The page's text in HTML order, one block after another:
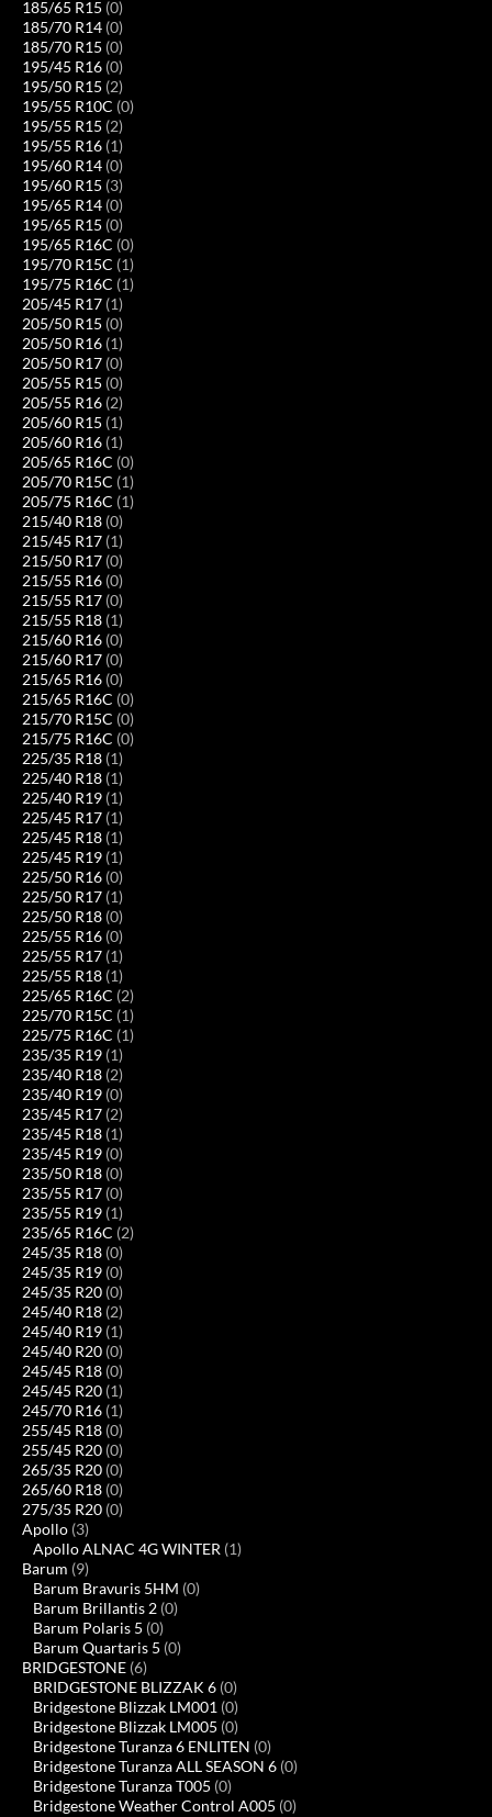
185/65 R15 (0)
185/70 R14 (0)
185/70 R15 (0)
195/45 R16 (0)
195/50 R15 (2)
195/55 R10C (0)
195/55 R15 (2)
195/55 R16 (1)
195/60 R14 (0)
195/60 R15 (3)
195/65 R14 (0)
195/65 R15 (0)
195/65 R16C (0)
195/70 R15C (1)
195/75 R16C (1)
205/45 R17 (1)
205/50 R15 (0)
205/50 R16 (1)
205/50 R17 (0)
205/55 R15 (0)
205/55 R16 (2)
205/60 R15 (1)
205/60 R16 (1)
205/65 R16C (0)
205/70 R15C (1)
205/75 R16C (1)
215/40 R18 (0)
215/45 R17 (1)
215/50 R17 (0)
215/55 R16 (0)
215/55 R17 (0)
215/55 R18 (1)
215/60 R16 (0)
215/60 R17 (0)
215/65 R16 (0)
215/65 R16C (0)
215/70 R15C (0)
215/75 R16C (0)
225/35 R18 (1)
225/40 R18 (1)
225/40 R19 (1)
225/45 R17 (1)
225/45 R18 (1)
225/45 R19 (1)
225/50 R16 (0)
225/50 R17 (1)
225/50 R18 (0)
225/55 R16 (0)
225/55 R17 (1)
225/55 R18 (1)
225/65 R16C (2)
225/70 R15C (1)
225/75 R16C (1)
235/35 R19 (1)
235/40 R18 (2)
235/40 R19 (0)
235/45 R17 (2)
235/45 R18 (1)
235/45 R19 (0)
235/50 R18 (0)
235/55 R17 (0)
235/55 R19 (1)
235/65 R16C (2)
245/35 R18 (0)
245/35 R19 (0)
245/35 R20 (0)
245/40 R18 (2)
245/40 R19 (1)
245/40 R20 (0)
245/45 R18 (0)
245/45 R20 (1)
245/70 R16 (1)
255/45 R18 (0)
255/45 R20 (0)
265/35 R20 (0)
265/60 R18 (0)
275/35 R20 (0)
Apollo (3)
Apollo ALNAC 4G WINTER (1)
Barum (9)
Barum Bravuris 5HM (0)
Barum Brillantis 2 (0)
Barum Polaris 5 (0)
Barum Quartaris 5 (0)
BRIDGESTONE (6)
BRIDGESTONE BLIZZAK 6 (0)
Bridgestone Blizzak LM001 (0)
Bridgestone Blizzak LM005 (0)
Bridgestone Turanza 6 ENLITEN (0)
Bridgestone Turanza ALL SEASON 6 (0)
Bridgestone Turanza T005 (0)
Bridgestone Weather Control A005 (0)